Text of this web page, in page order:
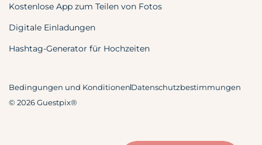
Kostenlose App zum Teilen von Fotos
Digitale Einladungen
Hashtag-Generator für Hochzeiten
© 2026 Guestpix®
Bedingungen und KonditionenDatenschutzbestimmungen